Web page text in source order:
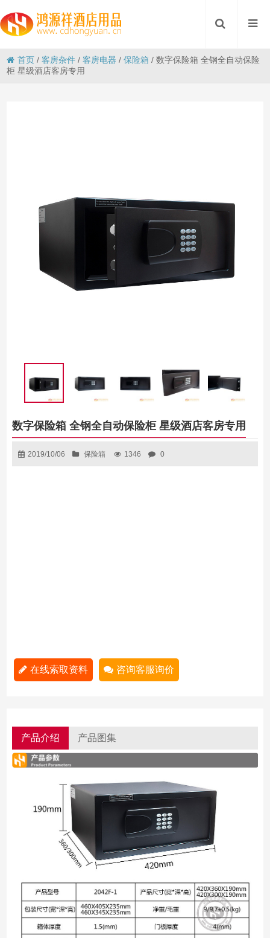
首页 /客房杂件 /客房电器 /保险箱 /数字保险箱 全钢全自动保险
柜 星级酒店客房专用
数字保险箱 全钢全自动保险柜 星级酒店客房专用
2019/10/06 保险箱 1346 0
在线索取资料 咨询客服询价
产品介绍 产品图集